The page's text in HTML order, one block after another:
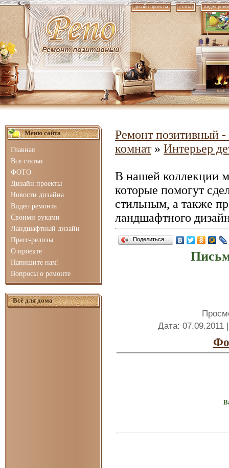
дизайн проекты статьи видео
Меню сайта
Главная
Все статьи
ФОТО
Дизайн проекты
Новости дизайна
Видео ремонта
Своими руками
Ландшафтный дизайн
Пресс-релизы
О проекте
Напишите нам!
Вопросы о ремонте
Всё для дома
Ремонт позитивный -
комнат» Интерьер
В нашей коллекции
которые помогут
стильным, а также
ландшафтного
Поделиться…
Дата: 07.09.2011